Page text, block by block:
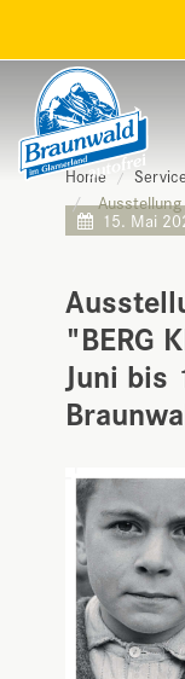
15. Mai
Home
Ausstellung
"BERG
Juni bis